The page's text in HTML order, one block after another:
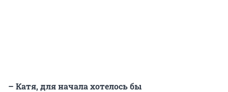
– Катя, для начала хотелось бы